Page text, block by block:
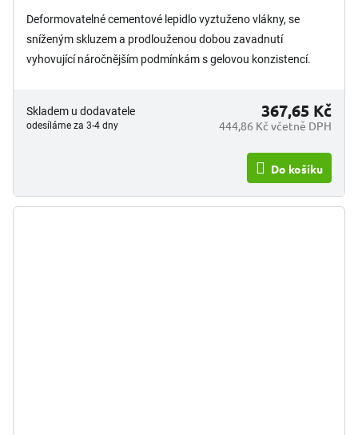
Deformovatelné cementové lepidlo vyztuženo vlákny, se
sníženým skluzem a prodlouženou dobou zavadnutí
vyhovující náročnějším podmínkám s gelovou konzistencí.
Skladem u dodavatele
odesíláme za 3-4 dny 444,86 Kč včetně DPH
367,65 Kč
Do košíku